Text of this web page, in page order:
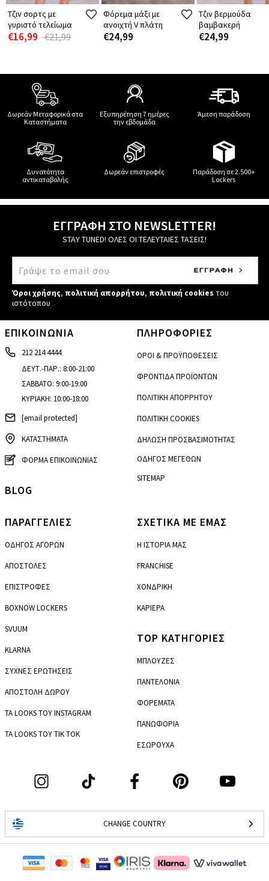
Τζιν σορτς με
γυριστό τελείωμα
€16,99 €21,99
Φόρεμα μάξι με
ανοιχτή V πλάτη
€24,99
Τζιν βερμούδα
βαμβακερή
€24,99
Δωρεάν Μεταφορικά στα
Καταστήματα
Εξυπηρέτηση 7 ημέρες
την εβδομάδα
Άμεση παράδοση
Δυνατότητα
αντικαταβολής
Δωρεάν επιστροφές
Παράδοση σε 2.500+
Lockers
ΕΓΓΡΑΦΗ ΣΤΟ NEWSLETTER!
STAY TUNED! ΟΛΕΣ ΟΙ ΤΕΛΕΥΤΑΙΕΣ ΤΑΣΕΙΣ!
Όροι χρήσης, πολιτική απορρήτου, πολιτική cookies του
ιστότοπου
ΕΠΙΚΟΙΝΩΝΙΑ
212 214 4444
ΔΕΥΤ.-ΠΑΡ.: 8:00-21:00
ΣΑΒΒΑΤΟ: 9:00-19:00
ΚΥΡΙΑΚΗ: 10:00-18:00
[email protected]
ΚΑΤΑΣΤΗΜΑΤΑ
ΦΟΡΜΑ ΕΠΙΚΟΙΝΩΝΙΑΣ
ΠΑΡΑΓΓΕΛΙΕΣ
ΟΔΗΓΟΣ ΑΓΟΡΩΝ
ΑΠΟΣΤΟΛΕΣ
ΕΠΙΣΤΡΟΦΕΣ
BOXNOW LOCKERS
SVUUM
KLARNA
ΣΥΧΝΕΣ ΕΡΩΤΗΣΕΙΣ
ΑΠΟΣΤΟΛΗ ΔΩΡΟΥ
ΤΑ LOOKS ΤΟΥ INSTAGRAM
ΤΑ LOOKS ΤΟΥ TIK TOK
ΠΛΗΡΟΦΟΡΙΕΣ
ΟΡΟΙ & ΠΡΟΫΠΟΘΕΣΕΙΣ
ΦΡΟΝΤΙΔΑ ΠΡΟΪΟΝΤΩΝ
ΠΟΛΙΤΙΚΗ ΑΠΟΡΡΗΤΟΥ
ΠΟΛΙΤΙΚΗ COOKIES
ΔΗΛΩΣΗ ΠΡΟΣΒΑΣΙΜΟΤΗΤΑΣ
ΟΔΗΓΟΣ ΜΕΓΕΘΩΝ
SITEMAP
ΣΧΕΤΙΚΑ ΜΕ ΕΜΑΣ
Η ΙΣΤΟΡΙΑ ΜΑΣ
FRANCHISE
ΧΟΝΔΡΙΚΗ
ΚΑΡΙΕΡΑ
CHANGE COUNTRY
TOP ΚΑΤΗΓΟΡΙΕΣ
ΜΠΛΟΥΖΕΣ
ΠΑΝΤΕΛΟΝΙΑ
ΦΟΡΕΜΑΤΑ
ΠΑΝΩΦΟΡΙΑ
ΕΣΩΡΟΥΧΑ
BLOG